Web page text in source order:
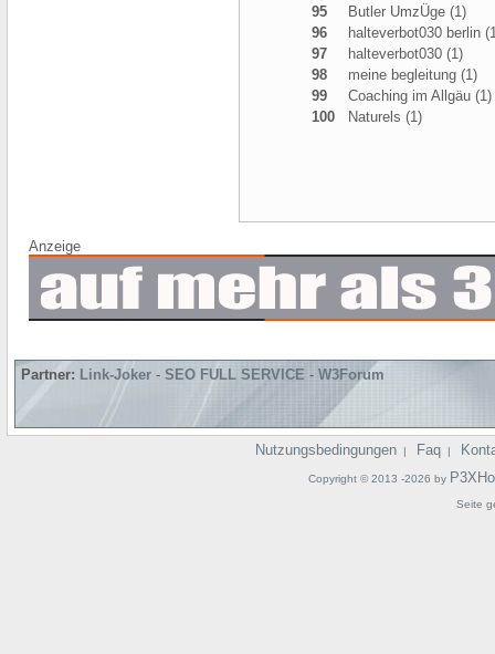
95
Butler UmzÜge (1)
96
halteverbot030 berlin
97
halteverbot030 (1)
98
meine begleitung (1)
99
Coaching im Allgäu (1)
100
Naturels (1)
Anzeige
Partner: Link-Joker - SEO FULL SERVICE - W3Forum
Nutzungsbedingungen | Faq |
Copyright © 2013 -2026 by
Seite